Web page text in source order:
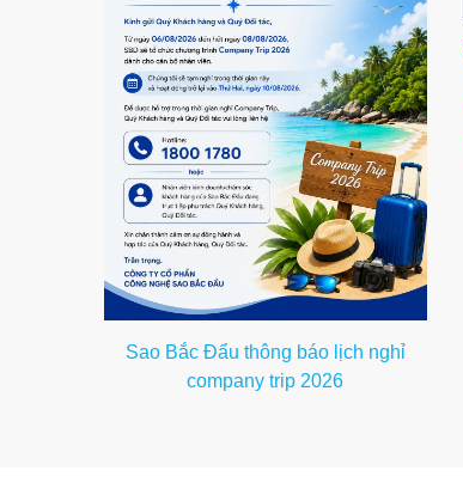
Sao Bắc Đẩu thông báo lịch nghỉ
company trip 2026